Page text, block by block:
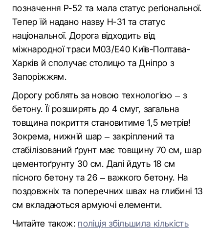
позначення Р-52 та мала статус регіональної.
Тепер їй надано назву Н-31 та статус
національної. Дорога відходить від
міжнародної траси М03/Е40 Київ-Полтава-
Харків й сполучає столицю та Дніпро з
Запоріжжям.
Дорогу роблять за новою технологією – з
бетону. Її розширять до 4 смуг, загальна
товщина покриття становитиме 1,5 метрів!
Зокрема, нижній шар – закріплений та
стабілізований ґрунт має товщину 70 см, шар
цементоґрунту 30 см. Далі йдуть 18 см
пісного бетону та 26 – важкого бетону. На
поздовжніх та поперечних швах на глибині 13
см вкладаються армуючі елементи.
Читайте також: поліція збільшила кількість